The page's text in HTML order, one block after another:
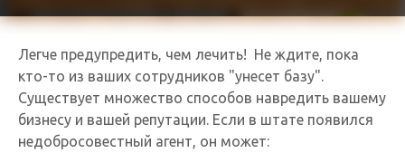
Легче предупредить, чем лечить! Не ждите, пока
кто-то из ваших сотрудников "унесет базу".
Существует множество способов навредить вашему
бизнесу и вашей репутации. Если в штате появился
недобросовестный агент, он может: